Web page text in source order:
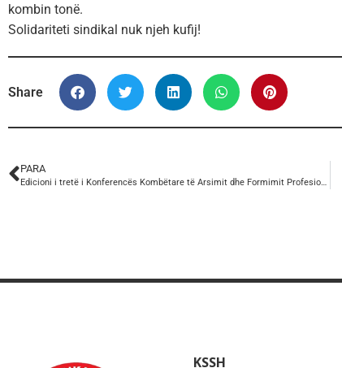
kombin tonë.
Solidariteti sindikal nuk njeh kufij!
Share
PARA
KSSH